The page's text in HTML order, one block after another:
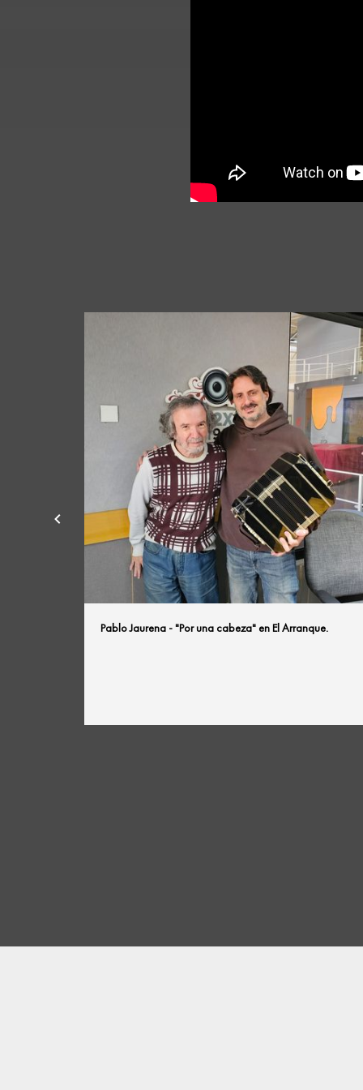
Pablo Jaurena - "Por una cabeza" en El Arranque.